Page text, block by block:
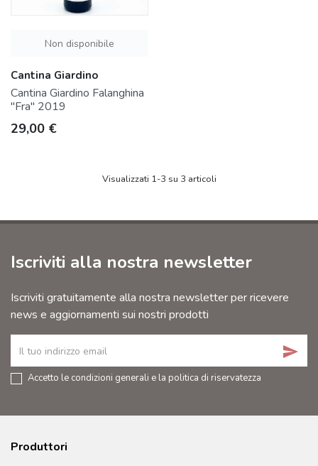
Non disponibile
Cantina Giardino
Cantina Giardino Falanghina
"Fra" 2019
Prezzo
29,00 €
Visualizzati 1-3 su 3 articoli
Iscriviti alla nostra newsletter
Iscriviti gratuitamente alla nostra newsletter per ricevere
news e aggiornamenti sui nostri prodotti
send
Accetto le condizioni generali e la politica di riservatezza
Produttori